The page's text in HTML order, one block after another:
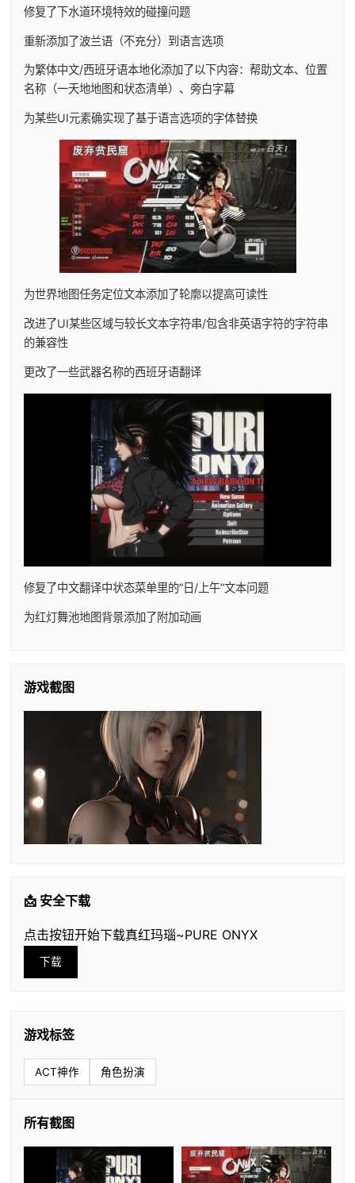
修复了下水道环境特效的碰撞问题
重新添加了波兰语（不充分）到语言选项
为繁体中文/西班牙语本地化添加了以下内容：帮助文本、位置
名称（一天地地图和状态清单）、旁白字幕
为某些UI元素确实现了基于语言选项的字体替换
为世界地图任务定位文本添加了轮廓以提高可读性
改进了UI某些区域与较长文本字符串/包含非英语字符的字符串
的兼容性
更改了一些武器名称的西班牙语翻译
修复了中文翻译中状态菜单里的”日/上午”文本问题
为红灯舞池地图背景添加了附加动画
游戏截图
📩 安全下载
点击按钮开始下载真红玛瑙~PURE ONYX
下载
游戏标签
ACT神作 角色扮演
所有截图